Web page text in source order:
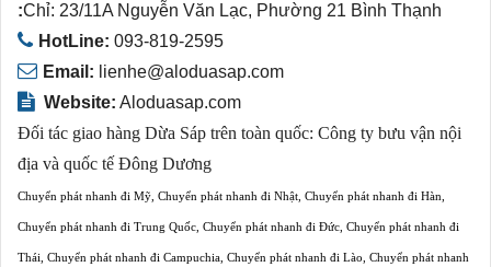
:Chỉ: 23/11A Nguyễn Văn Lạc, Phường 21 Bình Thạnh
HotLine: 093-819-2595
Email: lienhe@aloduasap.com
Website: Aloduasap.com
Đối tác giao hàng Dừa Sáp trên toàn quốc: Công ty bưu vận nội
địa và quốc tế Đông Dương
Chuyển phát nhanh đi Mỹ Chuyển phát nhanh đi Nhật Chuyển phát nhanh đi Hàn
Chuyển phát nhanh đi Trung Quốc Chuyển phát nhanh đi Đức Chuyển phát nhanh đi
Thái Chuyển phát nhanh đi Campuchia Chuyển phát nhanh đi Lào Chuyển phát nhanh